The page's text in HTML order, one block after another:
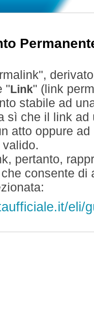
" Link" (link
stabile ad
sì che il link
atto oppure
pertanto,
consente
eli/